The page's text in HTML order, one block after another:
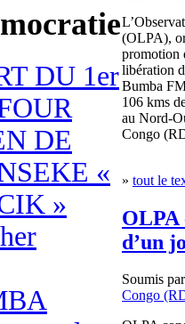
DU 1er
DE
«
»
(OLPA),
promotion
libération
Bumba
106 kms
au Nord-
Congo
» tout le
OLPA
d’un
Soumis
Congo